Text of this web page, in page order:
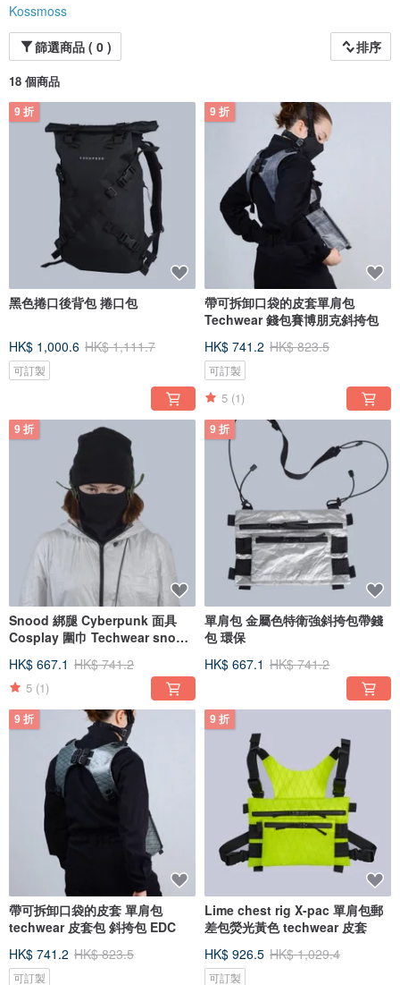
Kossmoss
篩選商品 ( 0 )
排序
18 個商品
9 折
黑色捲口後背包 捲口包
HK$ 1,000.6 HK$ 1,111.7
可訂製
9 折
帶可拆卸口袋的皮套單肩包
Techwear 錢包賽博朋克斜挎包
HK$ 741.2 HK$ 823.5
可訂製
5 (1)
9 折
Snood 綁腿 Cyberpunk 面具
Cosplay 圍巾 Techwear snood
HK$ 667.1 HK$ 741.2
5 (1)
9 折
單肩包 金屬色特衛強斜挎包帶錢
包 環保
HK$ 667.1 HK$ 741.2
9 折
帶可拆卸口袋的皮套 單肩包
techwear 皮套包 斜挎包 EDC
HK$ 741.2 HK$ 823.5
可訂製
9 折
Lime chest rig X-pac 單肩包郵
差包熒光黃色 techwear 皮套
HK$ 926.5 HK$ 1,029.4
可訂製